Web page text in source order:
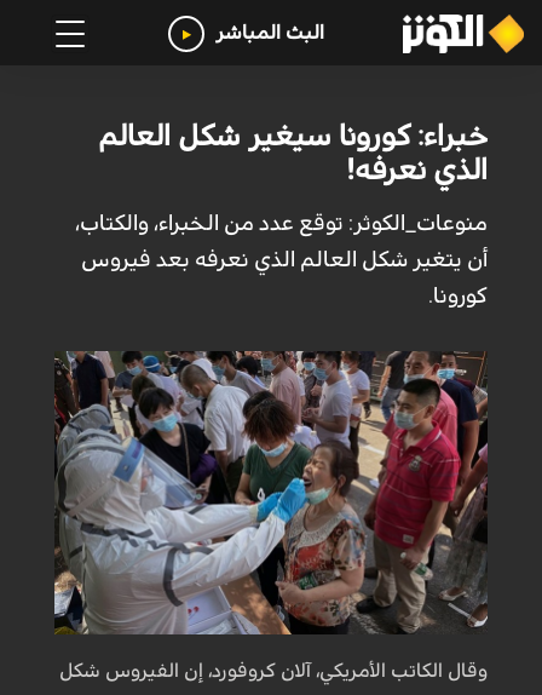
البث المباشر
خبراء: كورونا سيغير شكل العالم
الذي نعرفه!
منوعات_الكوثر: توقع عدد من الخبراء، والكتاب،
أن يتغير شكل العالم الذي نعرفه بعد فيروس
كورونا.
وقال الكاتب الأمريكي، آلان كروفورد، إن الفيروس شكل